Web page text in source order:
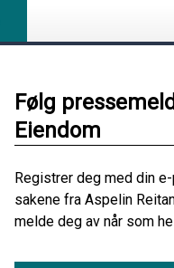
Følg
Eiendom
Registrer deg med din
sakene fra Aspelin
melde deg av når som